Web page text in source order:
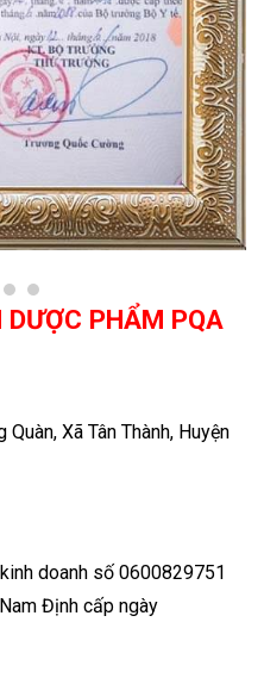
DƯỢC PHẨM PQA
Xã Tân Thành, Huyện
doanh số 0600829751
Định cấp ngày